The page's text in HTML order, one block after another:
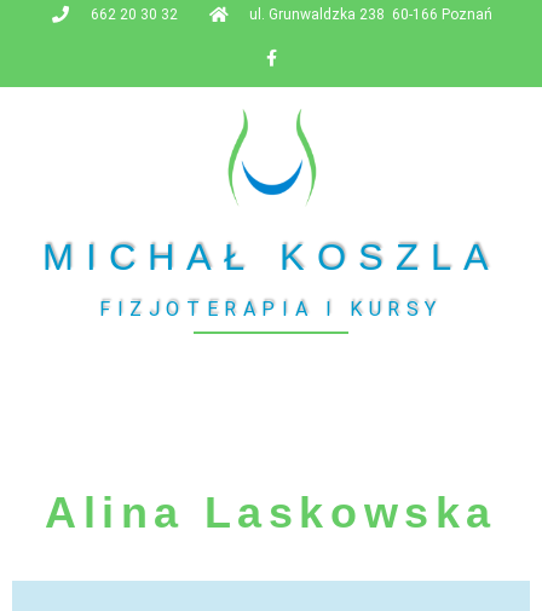
662 20 30 32 ul. Grunwaldzka 238 60-166 Poznań
MICHAŁ KOSZLA
FIZJOTERAPIA I KURSY
Alina Laskowska